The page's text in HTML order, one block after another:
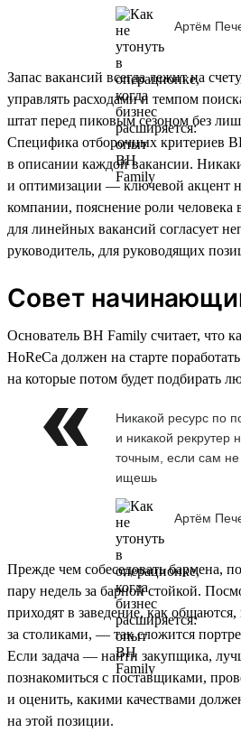
Артём
Запас вакансий всегда лежит на
управлять расходами и темпом
штат перед пиковым сезоном без
Специфика отборочных критериев
в описании каждой вакансии.
и оптимизации — ключевой акцент
компании, пояснение роли человека
для линейных вакансий согласует
руководитель, для руководящих
Совет
Основатель BH Family считает, что
HoReCa должен на старте
на которые потом будет подбирать
Никакой ресурс по
и никакой рекрутер
точным, если сам
ищешь
Артём
Прежде чем собеседовать бармена,
пару недель за барной стойкой.
приходят в заведение, как общаются,
за столиками, — так сложится
Если задача — найти закупщика,
познакомиться с поставщиками,
и оценить, какими качествами
на этой позиции.